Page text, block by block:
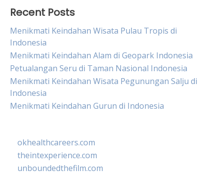
Recent Posts
Menikmati Keindahan Wisata Pulau Tropis di
Indonesia
Menikmati Keindahan Alam di Geopark Indonesia
Petualangan Seru di Taman Nasional Indonesia
Menikmati Keindahan Wisata Pegunungan Salju di
Indonesia
Menikmati Keindahan Gurun di Indonesia
okhealthcareers.com
theintexperience.com
unboundedthefilm.com